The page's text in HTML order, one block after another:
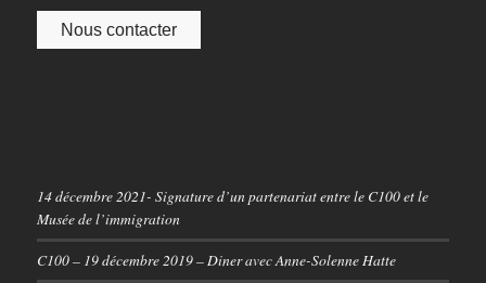
Nous contacter
14 décembre 2021- Signature d’un partenariat entre le C100 et le
Musée de l’immigration
C100 – 19 décembre 2019 – Diner avec Anne-Solenne Hatte